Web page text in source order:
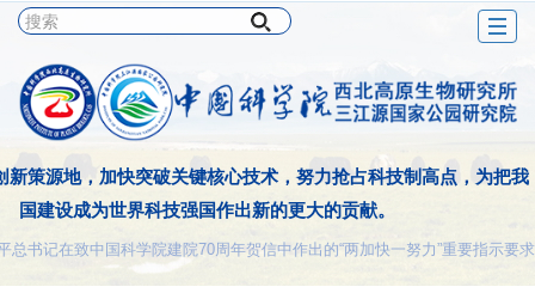
新策源地，加快突破关键核心技术，努力抢占科技制高点，为把我
国建设成为世界科技强国作出新的更大的贡献。
书记在致中国科学院建院70周年贺信中作出的“两加快一努力”重要指示要求